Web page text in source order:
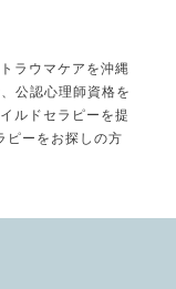
ラウマケアを沖縄
公認心理師資格を
ルドセラピーを提
ピーをお探しの方